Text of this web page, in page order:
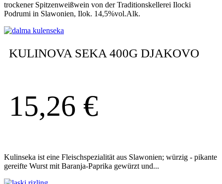
trockener Spitzenweißwein von der Traditionskellerei Ilocki
Podrumi in Slawonien, Ilok. 14,5%vol.Alk.
KULINOVA SEKA 400G DJAKOVO
15,26 €
Kulinseka ist eine Fleischspezialität aus Slawonien; würzig - pikante
gereifte Wurst mit Baranja-Paprika gewürzt und...